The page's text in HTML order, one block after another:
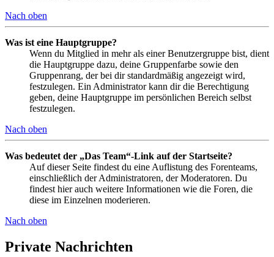
Nach oben
Was ist eine Hauptgruppe?
Wenn du Mitglied in mehr als einer Benutzergruppe bist, dient
die Hauptgruppe dazu, deine Gruppenfarbe sowie den
Gruppenrang, der bei dir standardmäßig angezeigt wird,
festzulegen. Ein Administrator kann dir die Berechtigung
geben, deine Hauptgruppe im persönlichen Bereich selbst
festzulegen.
Nach oben
Was bedeutet der „Das Team“-Link auf der Startseite?
Auf dieser Seite findest du eine Auflistung des Forenteams,
einschließlich der Administratoren, der Moderatoren. Du
findest hier auch weitere Informationen wie die Foren, die
diese im Einzelnen moderieren.
Nach oben
Private Nachrichten